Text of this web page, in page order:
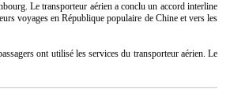
Le transporteur aérien a conclu un accord interline
voyages en République populaire de Chine et vers les
ont utilisé les services du transporteur aérien. Le